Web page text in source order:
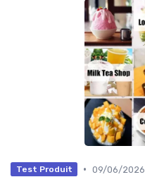
Test Produit • 09/06/2026